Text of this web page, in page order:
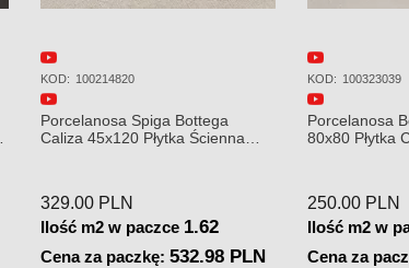
KOD: 100323039
Porcelanosa Bottega Caliza
80x80 Płytka Ceramiczna
250.00 PLN
Ilość m2 w paczce 1.28
Cena za paczkę:320 PLN
KOD: 100214661
Porcelanosa
45x120 Płytka
309.00 PLN
Ilość m2 w
Cena za